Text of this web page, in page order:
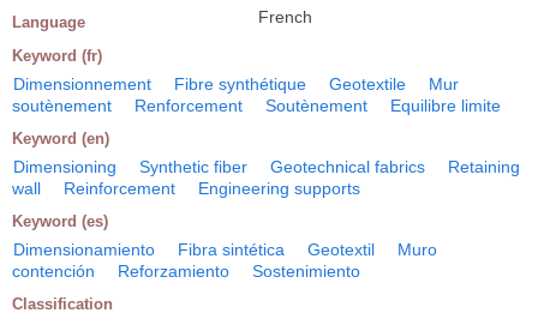
Language French
Keyword (fr)
Dimensionnement Fibre synthétique Geotextile
Mur
soutènement
Renforcement Soutènement Equilibre limite
Keyword (en)
Dimensioning Synthetic fiber Geotechnical fabrics
Retaining
wall
Reinforcement Engineering supports
Keyword (es)
Dimensionamiento Fibra sintética Geotextil
Muro
contención
Reforzamiento Sostenimiento
Classification